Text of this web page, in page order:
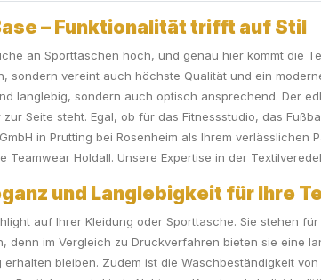
– Funktionalität trifft auf Stil
an Sporttaschen hoch, und genau hier kommt die
vereint auch höchste Qualität und ein
langlebig, sondern auch optisch ansprechend. Der
Seite steht. Egal, ob für das Fitnessstudio, das
in Prutting bei Rosenheim als Ihrem
Teamwear Holdall. Unsere Expertise in der
und Langlebigkeit für Ihre
auf Ihrer Kleidung oder Sporttasche. Sie stehen
denn im Vergleich zu Druckverfahren bieten sie eine
bleiben. Zudem ist die Waschbeständigkeit